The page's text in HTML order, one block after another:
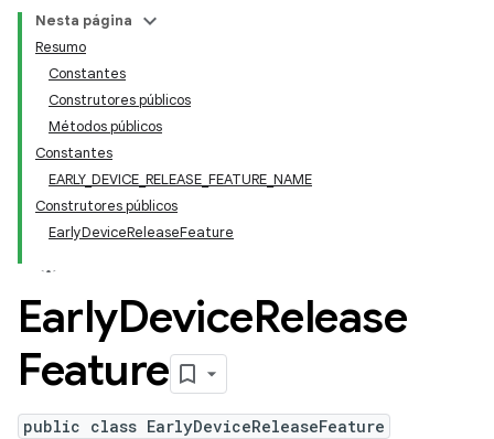
Nesta página
Resumo
Constantes
Construtores públicos
Métodos públicos
Constantes
EARLY_DEVICE_RELEASE_FEATURE_NAME
Construtores públicos
EarlyDeviceReleaseFeature
EarlyDeviceRelease
Feature
public class EarlyDeviceReleaseFeature